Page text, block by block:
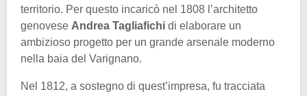
territorio. Per questo incaricò nel 1808 l’architetto
genovese Andrea Tagliafichi di elaborare un
ambizioso progetto per un grande arsenale moderno
nella baia del Varignano.
Nel 1812, a sostegno di quest’impresa, fu tracciata